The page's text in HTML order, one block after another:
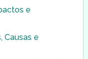
e
Causas e